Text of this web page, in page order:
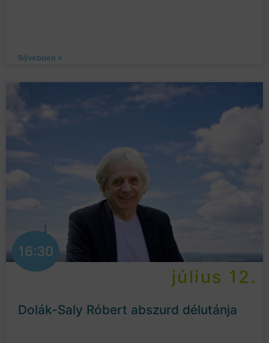
Bővebben »
16:30
július 12.
Dolák-Saly Róbert abszurd délutánja